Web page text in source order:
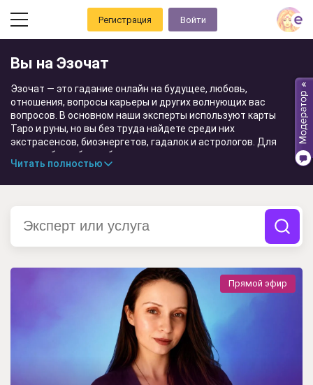
Регистрация Войти
Вы на Эзочат
Эзочат — это гадание онлайн на будущее, любовь,
отношения, вопросы карьеры и других волнующих вас
вопросов. В основном наши эксперты используют карты
Таро и руны, но вы без труда найдете среди них
экстрасенсов, биоэнергетов, гадалок и астрологов. Для
того чтобы выбрать было проще, вы можете задать по
одному вопросу каждому эксперту бесплатно. Если
Приятного вам общения!
Читать полностью
Прямой эфир